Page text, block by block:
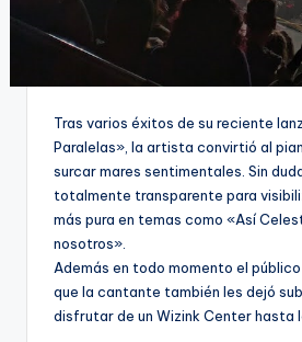
Tras varios éxitos de su reciente
Paralelas», la artista convirtió al
surcar mares sentimentales. Sin
totalmente transparente para
más pura en temas como «Así
nosotros».
Además en todo momento el
que la cantante también les dejó
disfrutar de un Wizink Center hasta